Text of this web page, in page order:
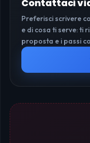
Contattaci
Preferisci scrivere
e di cosa ti serve: ti
proposta e i passi